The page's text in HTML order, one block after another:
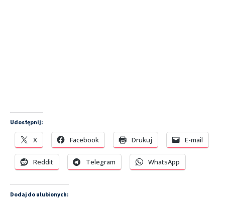
Udostępnij:
X Facebook Drukuj E-mail
Reddit Telegram WhatsApp
Dodaj do ulubionych: